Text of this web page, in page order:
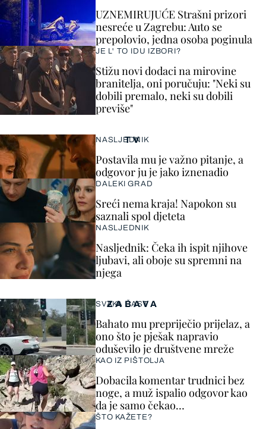
UZNEMIRUJUĆE Strašni prizori
nesreće u Zagrebu: Auto se
prepolovio, jedna osoba poginula
JE L' TO IDU IZBORI?
Stižu novi dodaci na mirovine
branitelja, oni poručuju: "Neki su
dobili premalo, neki su dobili
previše"
ZABAVA
SVAKA ČAST
Bahato mu prepriječio prijelaz, a
ono što je pješak napravio
oduševilo je društvene mreže
KAO IZ PIŠTOLJA
Dobacila komentar trudnici bez
noge, a muž ispalio odgovor kao
da je samo čekao…
ŠTO KAŽETE?
TV
NASLJEDNIK
Postavila mu je važno pitanje, a
odgovor ju je jako iznenadio
DALEKI GRAD
Sreći nema kraja! Napokon su
saznali spol djeteta
NASLJEDNIK
Nasljednik: Čeka ih ispit njihove
ljubavi, ali oboje su spremni na
njega